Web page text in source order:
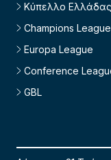
Κύπελλο Ελλάδας
Champions League
Europa League
Conference
GBL